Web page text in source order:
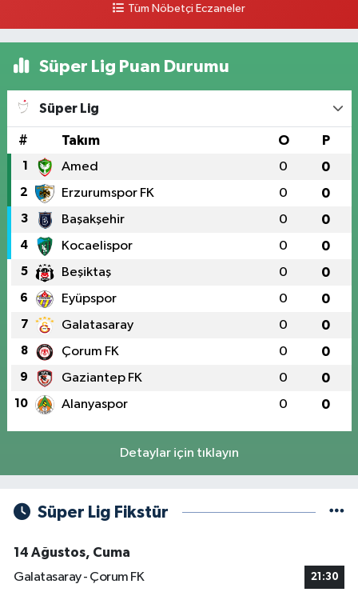
Tüm Nöbetçi Eczaneler
Süper Lig Puan Durumu
Süper Lig
# Takım O P
1 Amed 0 0
2 Erzurumspor FK 0 0
3 Başakşehir 0 0
4 Kocaelispor 0 0
5 Beşiktaş 0 0
6 Eyüpspor 0 0
7 Galatasaray 0 0
8 Çorum FK 0 0
9 Gaziantep FK 0 0
10 Alanyaspor 0 0
Detaylar için tıklayın
Süper Lig Fikstür
14 Ağustos, Cuma
Galatasaray - Çorum FK
21:30